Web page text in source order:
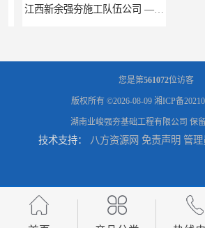
江西新余强夯施工队伍公司 —业峻强夯基础工程
湖南怀化强夯施工队伍公司厂房地基强夯施工
您是第561072位访客
版权所有 ©2026-08-09 湘ICP备
湖南业峻强夯基础工程有限公司 保
技术支持： 八方资源网 免责声明 管理